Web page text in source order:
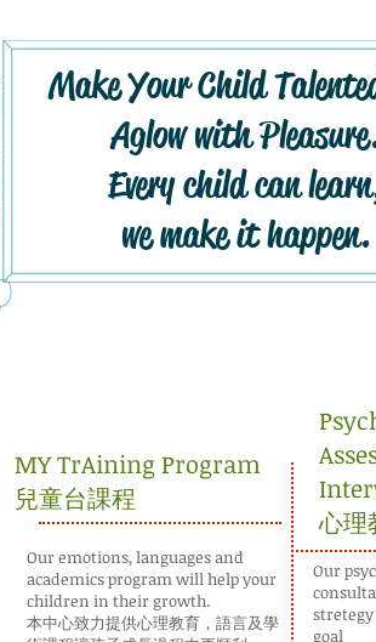
Make Your Child
Aglow with
Every child can
we make it happen.
MY TrAining Program
兒童台課程
Our emotions, languages and
academics program will help your
children in their growth.
本中心致力提供心理教育，語言及學
心理
Our
goal